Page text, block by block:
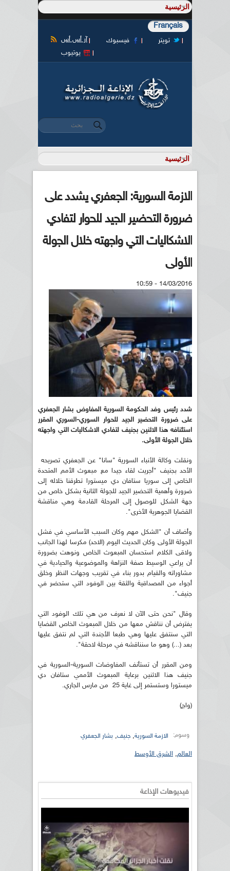
Français
آر أس أس فيسبوك
تويتر
يوتيوب
استمارة البحث
‏بحث ‏
الازمة السورية: الجعفري يشدد على
ضرورة التحضير الجيد للحوار لتفادي
الاشكاليات التي واجهته خلال الجولة
الأولى
14/03/2016 - 10:59
شدد رئيس وفد الحكومة السورية المفاوض بشار الجعفري
على ضرورة التحضير الجيد للحوار السوري-السوري المقرر
استئنافه هذا الاثنين بجنيف لتفادي الاشكاليات التي واجهته
خلال الجولة الأولى.
ونقلت وكالة الأنباء السورية "سانا" عن الجعفري تصريحه
الأحد بجنيف "أجريت لقاء جيدا مع مبعوث الأمم المتحدة
الخاص إلى سوريا ستافان دي ميستورا تطرقنا خلاله إلى
ضرورة وأهمية التحضير الجيد للجولة الثانية بشكل خاص من
جهة الشكل للوصول إلى المرحلة القادمة وهي مناقشة
القضايا الجوهرية الأخرى".
وأضاف أن "الشكل مهم وكان السبب الأساسي في فشل
الجولة الأولى وكان الحديث اليوم (الاحد) مكرسا لهذا الجانب
ولاقى الكلام استحسان المبعوث الخاص ونوهت بضرورة
أن يراعي الوسيط صفة النزاهة والموضوعية والحيادية في
مشاوراته والقيام بدور بناء في تقريب وجهات النظر وخلق
أجواء من المصداقية والثقة بين الوفود التي ستحضر في
جنيف".
وقال "نحن حتى الآن لا نعرف من هي تلك الوفود التي
يفترض أن نناقش معها من خلال المبعوث الخاص القضايا
التي سنتفق عليها وهي طبعا الأجندة التي لم نتفق عليها
بعد (...) وهو ما سنناقشه في مرحلة لاحقة".
ومن المقرر أن تستأنف المفاوضات السورية-السورية في
جنيف هذا الاثنين برعاية المبعوث الأممي ستافان دي
ميستورا وستستمر إلى غاية 25 من مارس الجاري.
(واج)
وسوم: الازمة السورية, جنيف, بشار الجعفري
العالم, الشرق الأوسط
فيديوهات الإذاعة